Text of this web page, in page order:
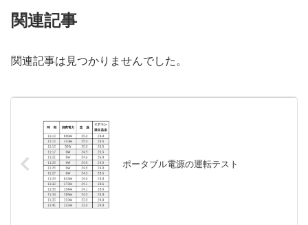
関連記事
関連記事は見つかりませんでした。
ポータブル電源の運転テスト